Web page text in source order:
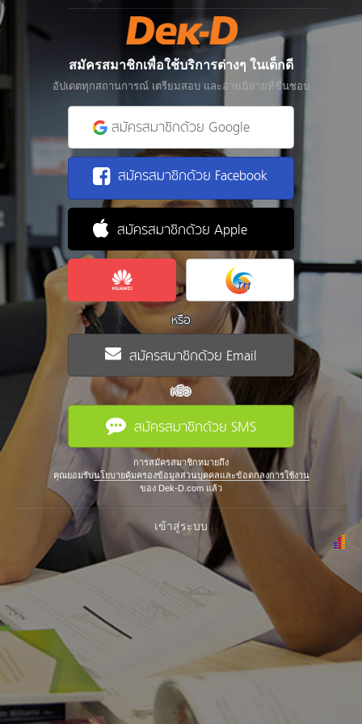
สมัครสมาชิกเพื่อใช้บริการต่างๆ ในเด็กดี
อัปเดตทุกสถานการณ์ เตรียมสอบ และอ่านนิยายที่ชื่นชอบ
สมัครสมาชิกด้วย Google
สมัครสมาชิกด้วย Facebook
สมัครสมาชิกด้วย Apple
หรือ
สมัครสมาชิกด้วย Email
หรือ
สมัครสมาชิกด้วย SMS
การสมัครสมาชิกหมายถึง
คุณยอมรับนโยบายคุ้มครองข้อมูลส่วนบุคคลและข้อตกลงการใช้งาน
ของ Dek-D.com แล้ว
เข้าสู่ระบบ